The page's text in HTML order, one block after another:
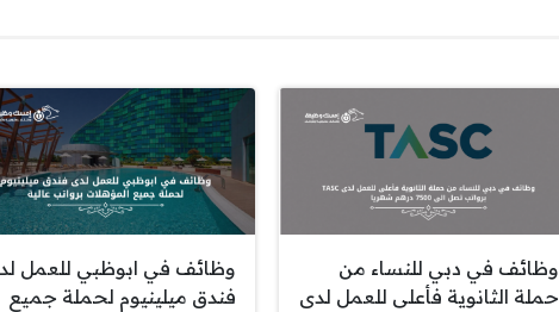
وظائف في دبي للنساء من
حملة الثانوية فأعلى للعمل لدى
وظائف في ابوظبي للعمل
فندق ميلينيوم لحملة جميع